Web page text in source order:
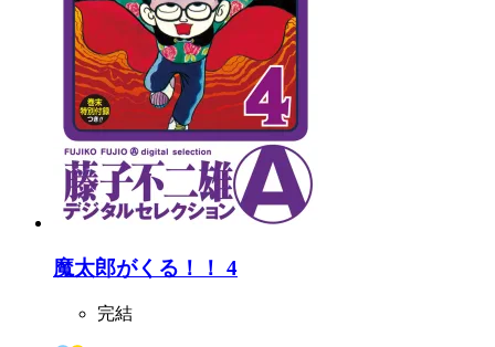
魔太郎がくる！！ 4
完結